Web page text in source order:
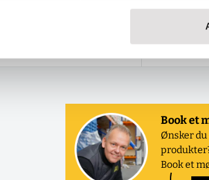
Book et
Ønsker du
Book et